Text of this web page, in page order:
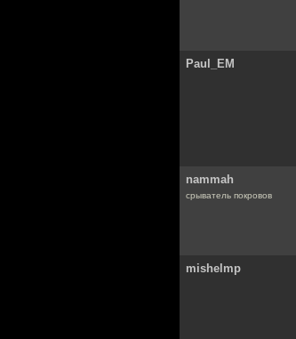
Paul_EM
nammah
срыватель покровов
mishelmp